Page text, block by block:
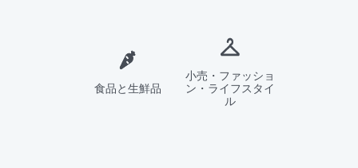
食品と生鮮品
小売・ファッショ
ン・ライフスタイ
ル